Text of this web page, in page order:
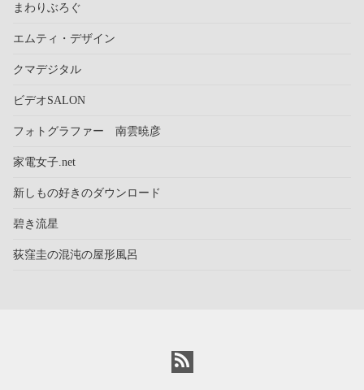
まわりぶろぐ
エムティ・デザイン
クマデジタル
ビデオSALON
フォトグラファー 南雲暁彦
家電女子.net
新しもの好きのダウンロード
碧き流星
荻窪圭の混沌の屋形風呂